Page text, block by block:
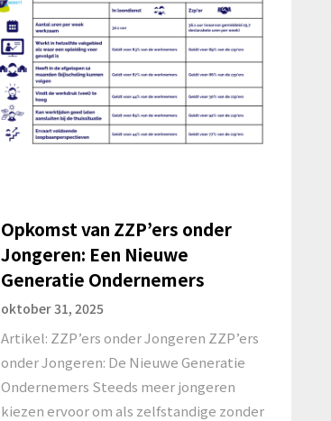
Opkomst van ZZP’ers onder
Jongeren: Een Nieuwe
Generatie Ondernemers
oktober 31, 2025
Artikel: ZZP’ers onder Jongeren ZZP’ers
onder Jongeren: De Nieuwe Generatie
Ondernemers Steeds meer jongeren
kiezen ervoor om als zelfstandige zonder